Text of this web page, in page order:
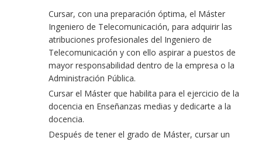
Cursar, con una preparación óptima, el Máster
Ingeniero de Telecomunicación, para adquirir las
atribuciones profesionales del Ingeniero de
Telecomunicación y con ello aspirar a puestos de
mayor responsabilidad dentro de la empresa o la
Administración Pública.
Cursar el Máster que habilita para el ejercicio de la
docencia en Enseñanzas medias y dedicarte a la
docencia.
Después de tener el grado de Máster, cursar un